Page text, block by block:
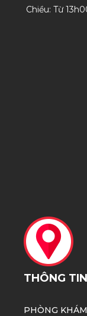
người lại cho
Chiều: Từ
THÔNG
PHÒNG